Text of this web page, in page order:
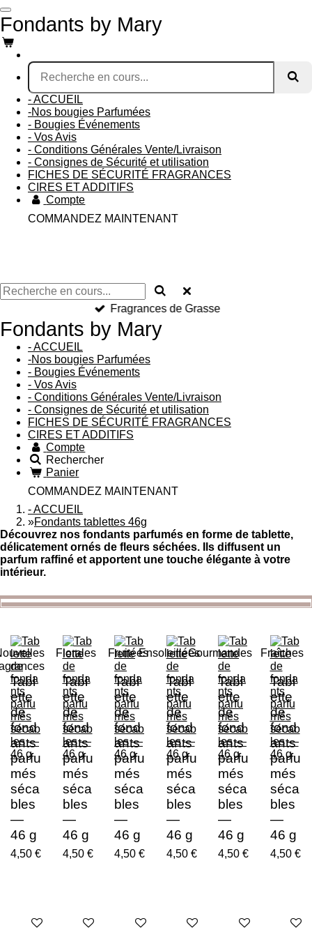
Passer
au
contenu
principal
Fondants by Mary
- ACCUEIL
-Nos bougies Parfumées
- Bougies Événements
- Vos Avis
- Conditions Générales Vente/Livraison
- Consignes de Sécurité et utilisation
FICHES DE SÉCURITÉ FRAGRANCES
CIRES ET ADDITIFS
Compte
COMMANDEZ MAINTENANT
Fragrances de Grasse
Fondants by Mary
- ACCUEIL
-Nos bougies Parfumées
- Bougies Événements
- Vos Avis
- Conditions Générales Vente/Livraison
- Consignes de Sécurité et utilisation
FICHES DE SÉCURITÉ FRAGRANCES
CIRES ET ADDITIFS
Compte
Rechercher
Panier
COMMANDEZ MAINTENANT
- ACCUEIL
»Fondants tablettes 46g
Découvrez nos fondants parfumés en forme de tablette,
délicatement ornés de fleurs séchées. Ils diffusent un
parfum raffiné et apportent une touche élégante à votre
intérieur.
Tabl
ette
de
fond
ants
parfu
més
séca
bles
—
46 g
4,50 €
Ajouter au panier
Florales
Tabl
ette
de
fond
ants
parfu
més
séca
bles
—
46 g
4,50 €
Ajouter au panier
Fruitées
Tabl
ette
de
fond
ants
parfu
més
séca
bles
—
46 g
4,50 €
Ajouter au panier
Ensoleillées
Tabl
ette
de
fond
ants
parfu
més
séca
bles
—
46 g
4,50 €
Ajouter au panier
Gourmandes
Tabl
ette
de
fond
ants
parfu
més
séca
bles
—
46 g
4,50 €
Ajouter au panier
Fraîches
Tabl
ette
de
fond
ants
parfu
més
séca
bles
—
46 g
4,50 €